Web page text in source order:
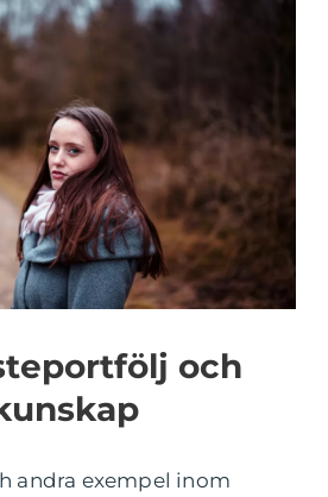
och
andra exempel inom